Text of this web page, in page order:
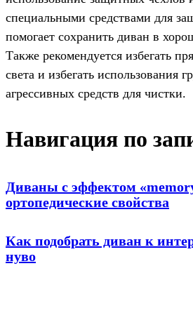
специальными средствами для
помогает сохранить диван в
Также рекомендуется избегать
света и избегать использования
агрессивных средств для чистки.
Навигация по
Диваны с эффектом
ортопедические свойства
Как подобрать диван к
нуво